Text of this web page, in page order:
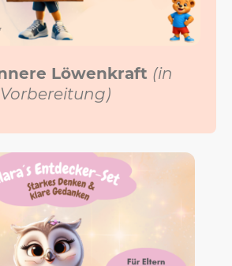
Löwenkraft (in
Vorbereitung)